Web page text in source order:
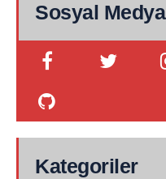
Sosyal Medya
Kategoriler